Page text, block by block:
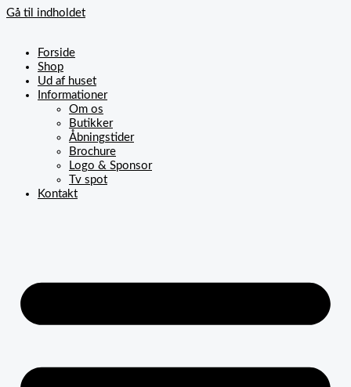
Gå til indholdet
Forside
Shop
Ud af huset
Informationer
Om os
Butikker
Åbningstider
Brochure
Logo & Sponsor
Tv spot
Kontakt